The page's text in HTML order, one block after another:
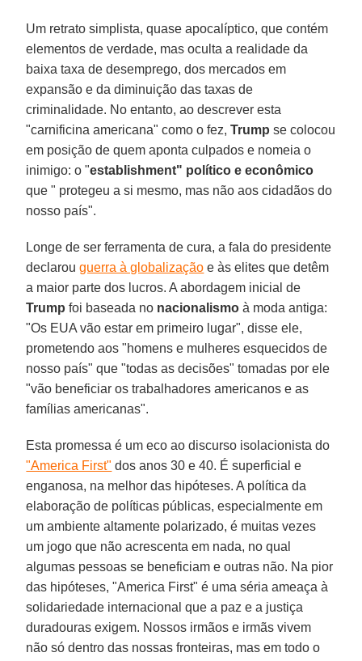
Um retrato simplista, quase apocalíptico, que contém
elementos de verdade, mas oculta a realidade da
baixa taxa de desemprego, dos mercados em
expansão e da diminuição das taxas de
criminalidade. No entanto, ao descrever esta
"carnificina americana" como o fez,Trump se colocou
em posição de quem aponta culpados e nomeia o
inimigo: o "establishment" político e econômico
que " protegeu a si mesmo, mas não aos cidadãos do
nosso país".
Longe de ser ferramenta de cura, a fala do presidente
declarouguerra à globalização e às elites que detêm
a maior parte dos lucros. A abordagem inicial de
Trumpfoi baseada no nacionalismo à moda antiga:
"Os EUA vão estar em primeiro lugar", disse ele,
prometendo aos "homens e mulheres esquecidos de
nosso país" que "todas as decisões" tomadas por ele
"vão beneficiar os trabalhadores americanos e as
famílias americanas".
Esta promessa é um eco ao discurso isolacionista do
"America First" dos anos 30 e 40. É superficial e
enganosa, na melhor das hipóteses. A política da
elaboração de políticas públicas, especialmente em
um ambiente altamente polarizado, é muitas vezes
um jogo que não acrescenta em nada, no qual
algumas pessoas se beneficiam e outras não. Na pior
das hipóteses, "America First" é uma séria ameaça à
solidariedade internacional que a paz e a justiça
duradouras exigem. Nossos irmãos e irmãs vivem
não só dentro das nossas fronteiras, mas em todo o